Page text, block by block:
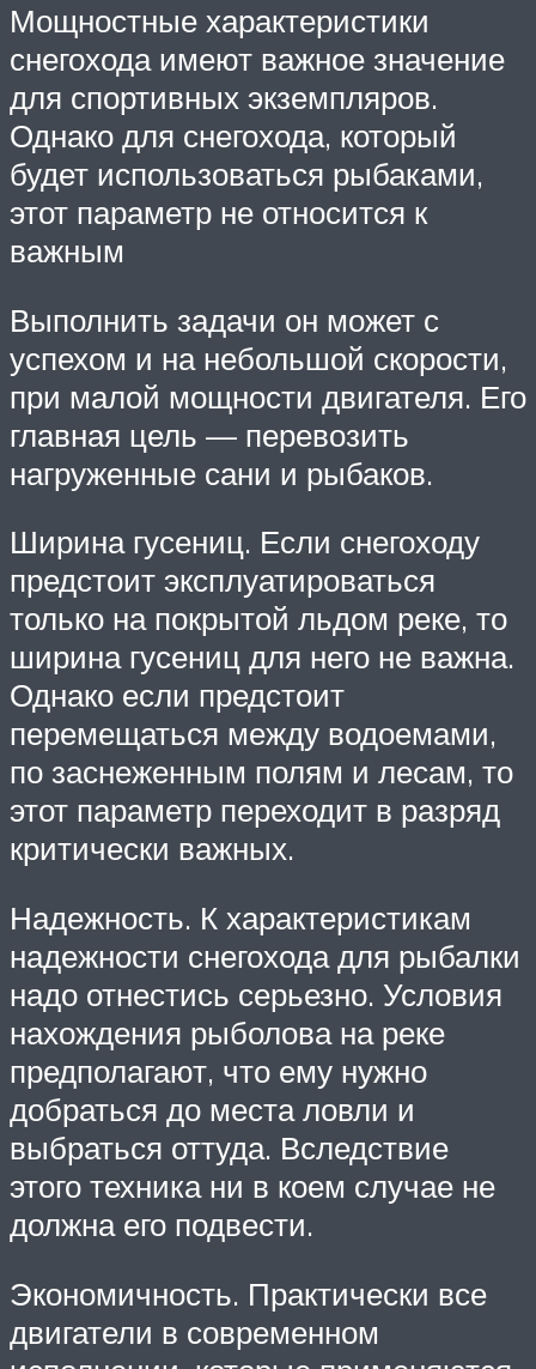
Мощностные характеристики
снегохода имеют важное значение
для спортивных экземпляров.
Однако для снегохода, который
будет использоваться рыбаками,
этот параметр не относится к
важным
Выполнить задачи он может с
успехом и на небольшой скорости,
при малой мощности двигателя. Его
главная цель — перевозить
нагруженные сани и рыбаков.
Ширина гусениц. Если снегоходу
предстоит эксплуатироваться
только на покрытой льдом реке, то
ширина гусениц для него не важна.
Однако если предстоит
перемещаться между водоемами,
по заснеженным полям и лесам, то
этот параметр переходит в разряд
критически важных.
Надежность. К характеристикам
надежности снегохода для рыбалки
надо отнестись серьезно. Условия
нахождения рыболова на реке
предполагают, что ему нужно
добраться до места ловли и
выбраться оттуда. Вследствие
этого техника ни в коем случае не
должна его подвести.
Экономичность. Практически все
двигатели в современном